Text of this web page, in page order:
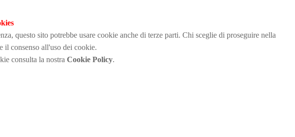
questo sito potrebbe usare cookie anche di terze parti. Chi sceglie di proseguire nella
il consenso all'uso dei cookie.
consulta la nostra Cookie Policy.